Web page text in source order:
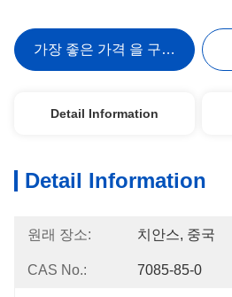
가장 좋은 가격 을 구하라
Detail Information
Detail Information
원래 장소: 치안스, 중국
CAS No.: 7085-85-0